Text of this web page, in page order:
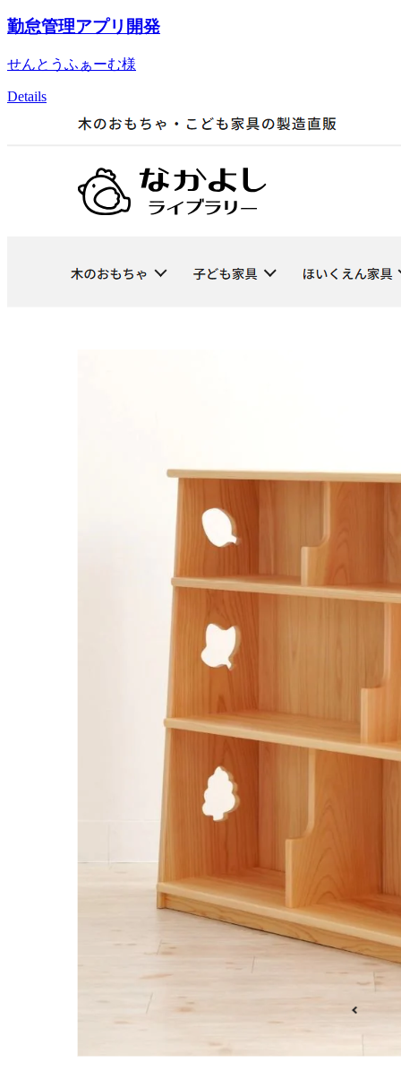
勤怠管理アプリ開発
せんとうふぁーむ様
Details